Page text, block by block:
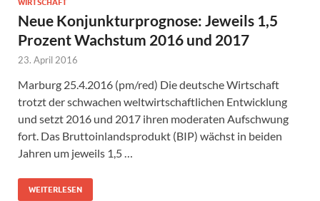
WIRTSCHAFT
Neue Konjunkturprognose: Jeweils 1,5
Prozent Wachstum 2016 und 2017
23. April 2016
Marburg 25.4.2016 (pm/red) Die deutsche Wirtschaft
trotzt der schwachen weltwirtschaftlichen Entwicklung
und setzt 2016 und 2017 ihren moderaten Aufschwung
fort. Das Bruttoinlandsprodukt (BIP) wächst in beiden
Jahren um jeweils 1,5 …
WEITERLESEN